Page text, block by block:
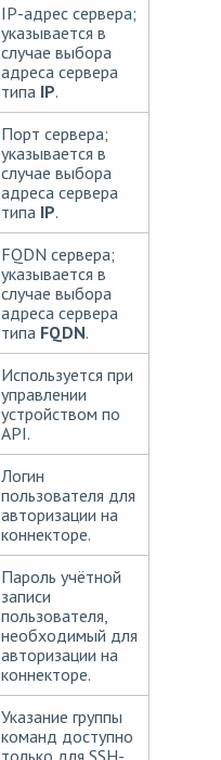
IP-адрес сервера;
указывается в
случае выбора
адреса сервера
типа IP.
Порт сервера;
указывается в
случае выбора
адреса сервера
типа IP.
FQDN сервера;
указывается в
случае выбора
адреса сервера
типа FQDN.
Используется при
управлении
устройством по
API.
Логин
пользователя для
авторизации на
коннекторе.
Пароль учётной
записи
пользователя,
необходимый для
авторизации на
коннекторе.
Указание группы
команд доступно
только для SSH-